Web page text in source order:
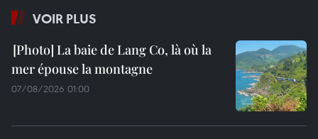
VOIR PLUS
La baie de Lang Co, là où la
mer épouse la montagne
07/08/2026 01:00